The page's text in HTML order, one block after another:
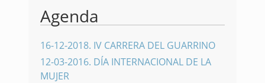
Agenda
16-12-2018. IV CARRERA DEL GUARRINO
12-03-2016. DÍA INTERNACIONAL DE LA
MUJER